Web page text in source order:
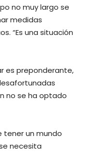
no muy largo se
medidas
“Es una situación
es preponderante,
no se ha optado
tener un mundo
necesita